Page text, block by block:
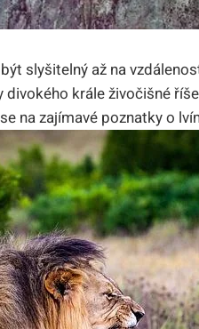
slyšitelný až na
krále živočišné
na zajímavé poznatky o